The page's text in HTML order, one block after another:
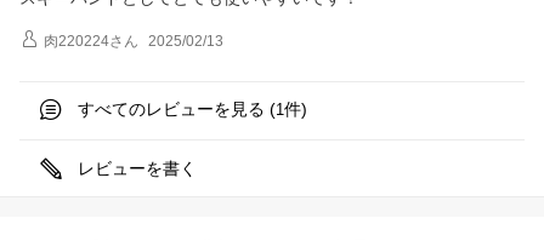
肉220224さん 2025/02/13
すべてのレビューを見る (1件)
レビューを書く